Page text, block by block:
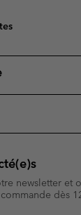
newsletter et
dès